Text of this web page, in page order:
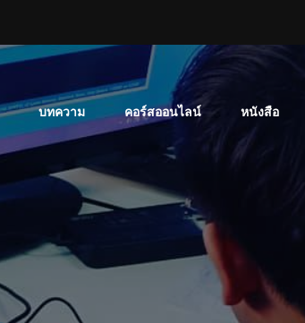
บทความ คอร์สออนไลน์ หนังสือ